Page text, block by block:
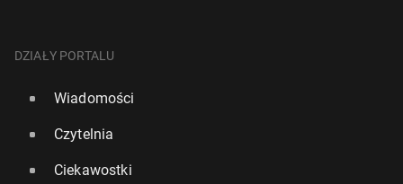
DZIAŁY PORTALU
Wiadomości
Czytelnia
Ciekawostki